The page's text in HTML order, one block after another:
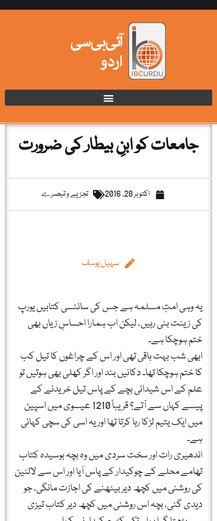
جامعات کو ابنِ بیطار کی ضرورت
اکتوبر 28, 2016 تجزیے و تبصرے
سہیل یوسف
یہ وہی امتِ مسلمہ ہے جس کی سائنسی کتابیں یورپ
کی زینت بنی رہیں، لیکن اب ہمارا احساسِ زیاں بھی
ختم ہوچکا ہے۔
ابھی شب بہت باقی تھی اور اس کے چراغوں کا تیل کب
کا ختم ہوچکا تھا۔ دکانیں بند اور اگر کھلی بھی ہوتیں تو
علم کے اس شیدائی بچے کے پاس تیل خریدنے کے
پیسے کہاں سے آتے؟ قریباً 1210 عیسوی میں اسپین
میں ایک یتیم لڑکا رہا کرتا تھا اور یہ اسی کی سچی کہانی
ہے۔
اندھیری رات اور سخت سردی میں وہ بچہ بوسیدہ کتاب
تھامے محلے کے چوکیدار کے پاس آیا اور اس سے لالٹین
کی روشنی میں کچھ دیر بیٹھنے کی اجازت مانگی، جو
دیدی گئی، بچہ اس روشنی میں کچھ دیر کتاب تیزی